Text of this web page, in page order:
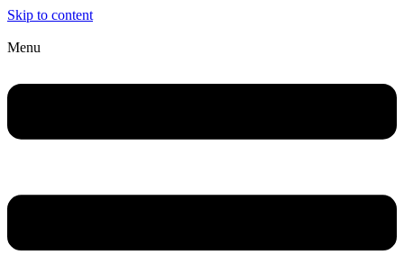
Skip to content
Menu